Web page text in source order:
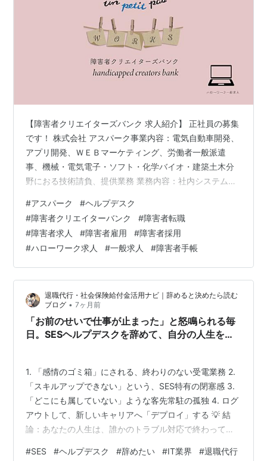
【障害者クリエイターズバンク 求人紹介】 正社員の募集
です！ 株式会社 アスパーク事業内容：電気自動車開発、
アプリ開発、ＷＥＢマーケティング、労働者一般派遣
事、機械・電気電子・ソフト・化学バイオ・建築土木分
野におる技術請負、提供業務 業務内容：社内システムの
リンタ等のメンテナンス・システム、ネットワーク障害
対応■オペレーション業務 必要な経験：あれば尚可技術
職としてご経験（業界問わず） 勤務地最寄り駅：横浜駅
ー横浜市西区 【詳細問い合わせ】 アンプティパでは多
数、障がい者（障害者）のための求人をご用意していま
す。無料登録いただきましたら 就職…
#アスパーク #ヘルプデスク
#障害者クリエイターバンク #障害者転職
#障害者求人 #障害者雇用 #障害者採用
#ハローワーク求人 #一般求人 #障害者手帳
退職代行・社会保険給付金活用ナビ｜辞めると決めたら読む
ブログ • 7ヶ月前
「お前のせいで仕事が止まった」と怒鳴られる毎
日。SESヘルプデスクを辞めて、自分の人生を
1. 「感情のゴミ箱」にされる、終わりのない受電業務 2.
「スキルアップできない」という、SES特有の閉塞感 3.
「どこにも属していない」ような客先常駐の孤独 4. ログ
アウトして、新しいキャリアへ「デプロイ」する 💡 結
論：あなたの人生は、誰かのトラブル対応で終わってい
にやってるのにできないんだけど！」 受話器越しにぶつ
#SES #ヘルプデスク #辞めたい #IT業界 #退職代行